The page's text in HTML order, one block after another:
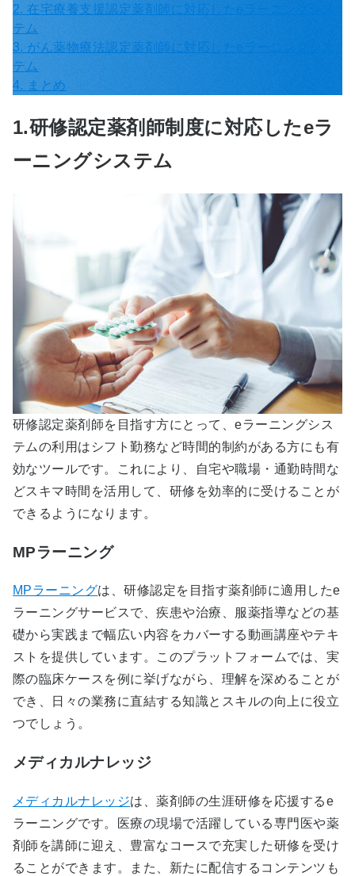
2. 在宅療養支援認定薬剤師に対応したeラーニングシス
テム
3. がん薬物療法認定薬剤師に対応したeラーニングシス
テム
4. まとめ
1.研修認定薬剤師制度に対応したeラ
ーニングシステム
研修認定薬剤師を目指す方にとって、eラーニングシス
テムの利用はシフト勤務など時間的制約がある方にも有
効なツールです。これにより、自宅や職場・通勤時間な
どスキマ時間を活用して、研修を効率的に受けることが
できるようになります。
MPラーニング
MPラーニングは、研修認定を目指す薬剤師に適用したe
ラーニングサービスで、疾患や治療、服薬指導などの基
礎から実践まで幅広い内容をカバーする動画講座やテキ
ストを提供しています。このプラットフォームでは、実
際の臨床ケースを例に挙げながら、理解を深めることが
でき、日々の業務に直結する知識とスキルの向上に役立
つでしょう。
メディカルナレッジ
メディカルナレッジは、薬剤師の生涯研修を応援するe
ラーニングです。医療の現場で活躍している専門医や薬
剤師を講師に迎え、豊富なコースで充実した研修を受け
ることができます。また、新たに配信するコンテンツも